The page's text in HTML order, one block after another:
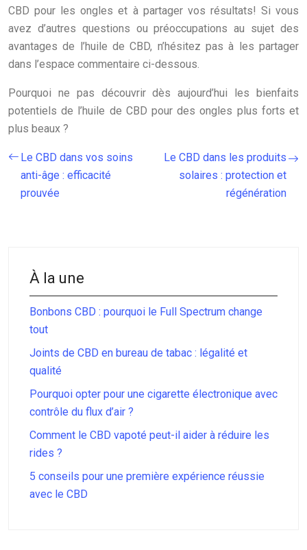
CBD pour les ongles et à partager vos résultats! Si vous
avez d’autres questions ou préoccupations au sujet des
avantages de l’huile de CBD, n’hésitez pas à les partager
dans l’espace commentaire ci-dessous.
Pourquoi ne pas découvrir dès aujourd’hui les bienfaits
potentiels de l’huile de CBD pour des ongles plus forts et
plus beaux ?
Le CBD dans vos soins
anti-âge : efficacité
prouvée
Le CBD dans les produits
solaires : protection et
régénération
À la une
Bonbons CBD : pourquoi le Full Spectrum change
tout
Joints de CBD en bureau de tabac : légalité et
qualité
Pourquoi opter pour une cigarette électronique avec
contrôle du flux d’air ?
Comment le CBD vapoté peut-il aider à réduire les
rides ?
5 conseils pour une première expérience réussie
avec le CBD